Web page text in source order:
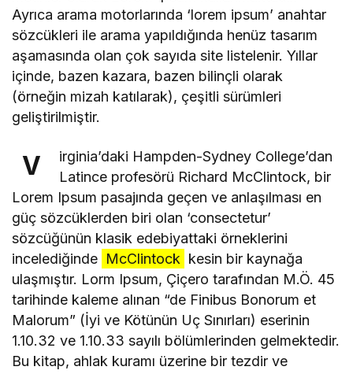
Ayrıca arama motorlarında ‘lorem ipsum’ anahtar
sözcükleri ile arama yapıldığında henüz tasarım
aşamasında olan çok sayıda site listelenir. Yıllar
içinde, bazen kazara, bazen bilinçli olarak
(örneğin mizah katılarak), çeşitli sürümleri
geliştirilmiştir.
V
irginia’daki Hampden-Sydney College’dan
Latince profesörü Richard McClintock, bir
Lorem Ipsum pasajında geçen ve anlaşılması en
güç sözcüklerden biri olan ‘consectetur’
sözcüğünün klasik edebiyattaki örneklerini
incelediğinde McClintock kesin bir kaynağa
ulaşmıştır. Lorm Ipsum, Çiçero tarafından M.Ö. 45
tarihinde kaleme alınan “de Finibus Bonorum et
Malorum” (İyi ve Kötünün Uç Sınırları) eserinin
1.10.32 ve 1.10.33 sayılı bölümlerinden gelmektedir.
Bu kitap, ahlak kuramı üzerine bir tezdir ve